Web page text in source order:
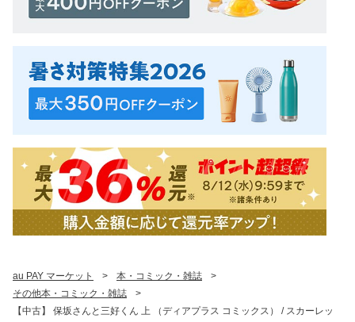
au PAY マーケット > 本・コミック・雑誌
>
その他本・コミック・雑誌
>
【中古】 保坂さんと三好くん 上 （ディアプラス コミックス） / スカーレッ